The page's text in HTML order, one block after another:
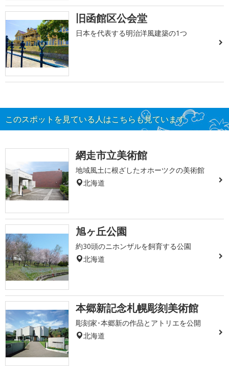
旧函館区公会堂
日本を代表する明治洋風建築の1つ
このスポットを見ている人はこちらも見ています
網走市立美術館
地域風土に根ざしたオホーツクの美術館
北海道
旭ヶ丘公園
約30頭のニホンザルを飼育する公園
北海道
本郷新記念札幌彫刻美術館
彫刻家･本郷新の作品とアトリエを公開
北海道